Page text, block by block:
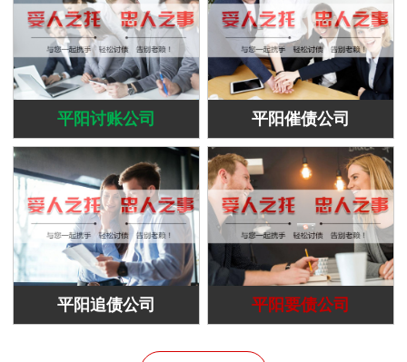
平阳讨账公司 平阳催债公司
平阳追债公司 平阳要债公司